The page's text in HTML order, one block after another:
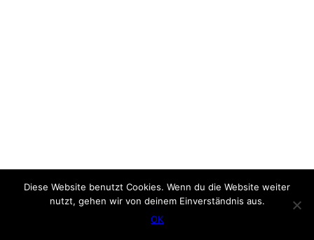
Diese Website benutzt Cookies. Wenn du die Website weiter
nutzt, gehen wir von deinem Einverständnis aus.
OK